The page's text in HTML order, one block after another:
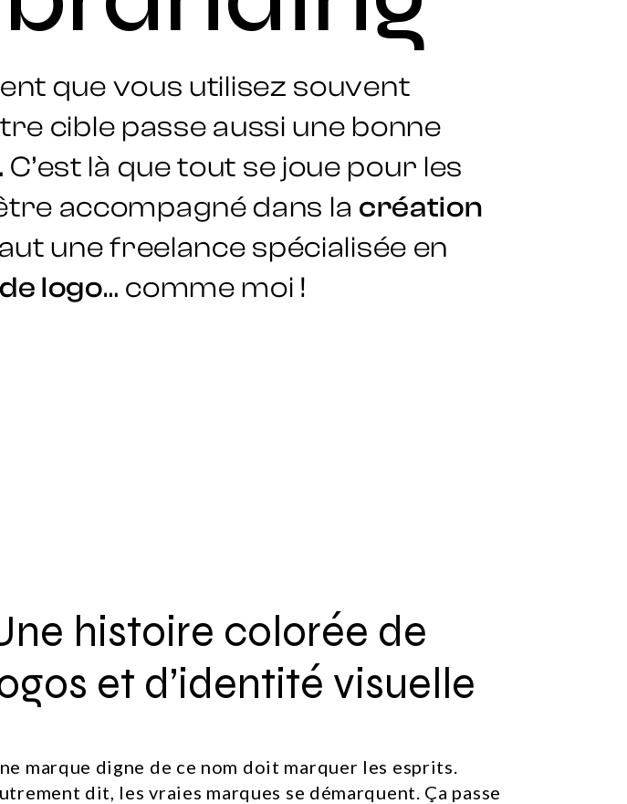
que vous utilisez souvent
cible passe aussi une bonne
là que tout se joue pour les
accompagné dans la création
une freelance spécialisée en
logo… comme moi !
histoire colorée de
et d’identité visuelle
marque digne de ce nom doit marquer les esprits.
dit, les vraies marques se démarquent. Ça passe